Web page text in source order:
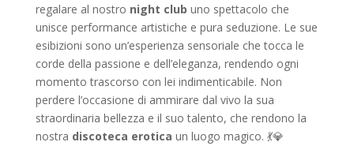
regalare al nostro night club uno spettacolo che
unisce performance artistiche e pura seduzione. Le sue
esibizioni sono un’esperienza sensoriale che tocca le
corde della passione e dell’eleganza, rendendo ogni
momento trascorso con lei indimenticabile. Non
perdere l’occasione di ammirare dal vivo la sua
straordinaria bellezza e il suo talento, che rendono la
nostra discoteca erotica un luogo magico. 💃💎